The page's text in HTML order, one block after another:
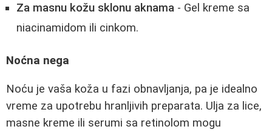
Za masnu kožu sklonu aknama - Gel kreme sa
niacinamidom ili cinkom.
Noćna nega
Noću je vaša koža u fazi obnavljanja, pa je idealno
vreme za upotrebu hranljivih preparata. Ulja za lice,
masne kreme ili serumi sa retinolom mogu